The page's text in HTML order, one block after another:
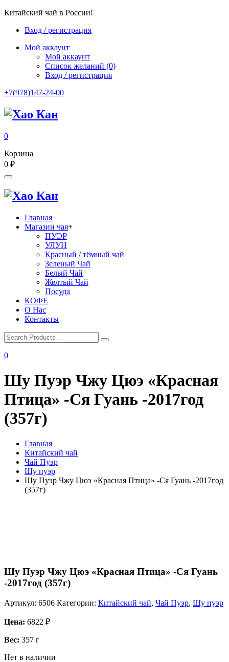
Китайский чай в России!
Вход / регистрация
Мой аккаунт
Мой аккаунт
Список желаний (0)
Вход / регистрация
+7(978)147-24-00
0
Корзина
0 ₽
Главная
Магазин чая+
ПУЭР
УЛУН
Красный / тёмный чай
Зеленый Чай
Белый Чай
Желтый Чай
Посуда
КОФЕ
О Нас
Контакты
0
Шу Пуэр Чжу Цюэ «Красная
Птица» -Ся Гуань -2017год
(357г)
Главная
Китайский чай
Чай Пуэр
Шу пуэр
Шу Пуэр Чжу Цюэ «Красная Птица» -Ся Гуань -2017год
(357г)
Шу Пуэр Чжу Цюэ «Красная Птица» -Ся Гуань
-2017год (357г)
Артикул: 6506 Категории: Китайский чай, Чай Пуэр, Шу пуэр
Цена: 6822 ₽
Вес: 357 г
Нет в наличии